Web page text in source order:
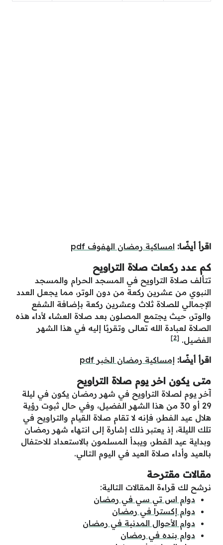
اقرأ أيضًا: امساكية رمضان الهفوف pdf
كم عدد ركعات صلاة التراويح
تتألف صلاة التراويح في المسجد الحرام والمسجد
النبوي من عشرين ركعة من دون الوتر، مما يجعل العدد
الإجمالي للصلاة ثلاث وعشرين ركعة بإضافة الشفع
والوتر، حيث يجتمع المصلون بعد صلاة العشاء لأداء هذه
الصلاة لعبادة الله تعالى وتقربًا إليه في هذا الشهر
الفضيل. [2]
اقرأ أيضًا: إمساكية رمضان الخبر pdf
متى يكون اخر يوم صلاة التراويح
آخر يوم لصلاة التراويح في شهر رمضان يكون في ليلة
29 أو 30 من هذا الشهر الفضيل، وفي حال ثبوت رؤية
هلال عيد الفطر، فإنه لا تقام صلاة القيام والتراويح في
تلك الليلة، إذ يعتبر ذلك إشارة إلى انتهاء شهر رمضان
وبداية عيد الفطر، ويبدأ المسلمون بالاستعداد للاحتفال
بالعيد وأداء صلاة العيد في اليوم التالي.
مقالات مقترحة
نرشح لك قراءة المقالات التالية:
دوام اس تي سي في رمضان
دوام إكسترا في رمضان
دوام الأحوال المدنية في رمضان
دوام بنده في رمضان